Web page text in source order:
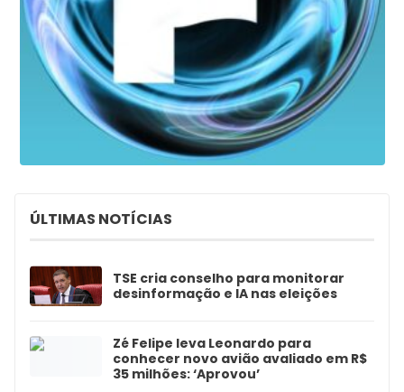
ÚLTIMAS NOTÍCIAS
TSE cria conselho para monitorar
desinformação e IA nas eleições
Zé Felipe leva Leonardo para
conhecer novo avião avaliado em R$
35 milhões: ‘Aprovou’